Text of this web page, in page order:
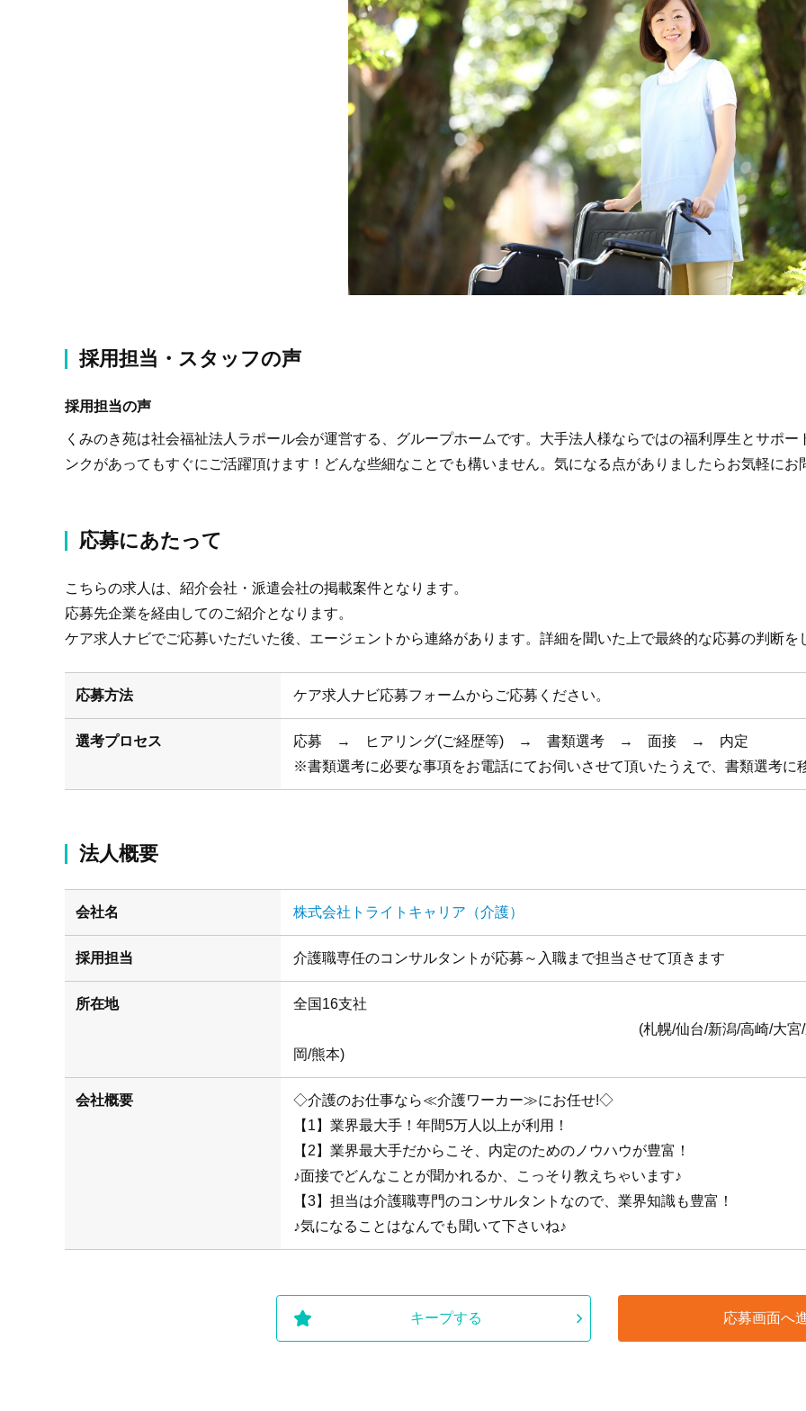
採用担当・スタッフの声
採用担当の声
くみのき苑は社会福祉法人ラポール会が運営する、グループホームです。大手法人様ならではの福利厚生とサポ
ンクがあってもすぐにご活躍頂けます！どんな些細なことでも構いません。気になる点がありましたらお気軽にお
応募にあたって
こちらの求人は、紹介会社・派遣会社の掲載案件となります。
応募先企業を経由してのご紹介となります。
ケア求人ナビでご応募いただいた後、エージェントから連絡があります。詳細を聞いた上で最終的な応募の判断を
応募方法 ケア求人ナビ応募フォームからご応募ください。
選考プロセス
応募 → ヒアリング(ご経歴等) → 書類選考 → 面接 → 内定
※書類選考に必要な事項をお電話にてお伺いさせて頂いたうえで、書類選考に
法人概要
会社名 株式会社トライトキャリア（介護）
採用担当 介護職専任のコンサルタントが応募～入職まで担当させて頂きます
所在地
全国
(札幌/仙台/新潟/高崎/大宮/東京/横浜/静岡/名
岡/熊本)
会社概要
◇介護のお仕事なら≪介護ワーカー≫にお任せ!◇
【1】業界最大手！年間5万人以上が利用！
【2】業界最大手だからこそ、内定のためのノウハウが豊富！
♪面接でどんなことが聞かれるか、こっそり教えちゃいます♪
【3】担当は介護職専門のコンサルタントなので、業界知識も豊富！
♪気になることはなんでも聞いて下さいね♪
キープする 応募画面へ